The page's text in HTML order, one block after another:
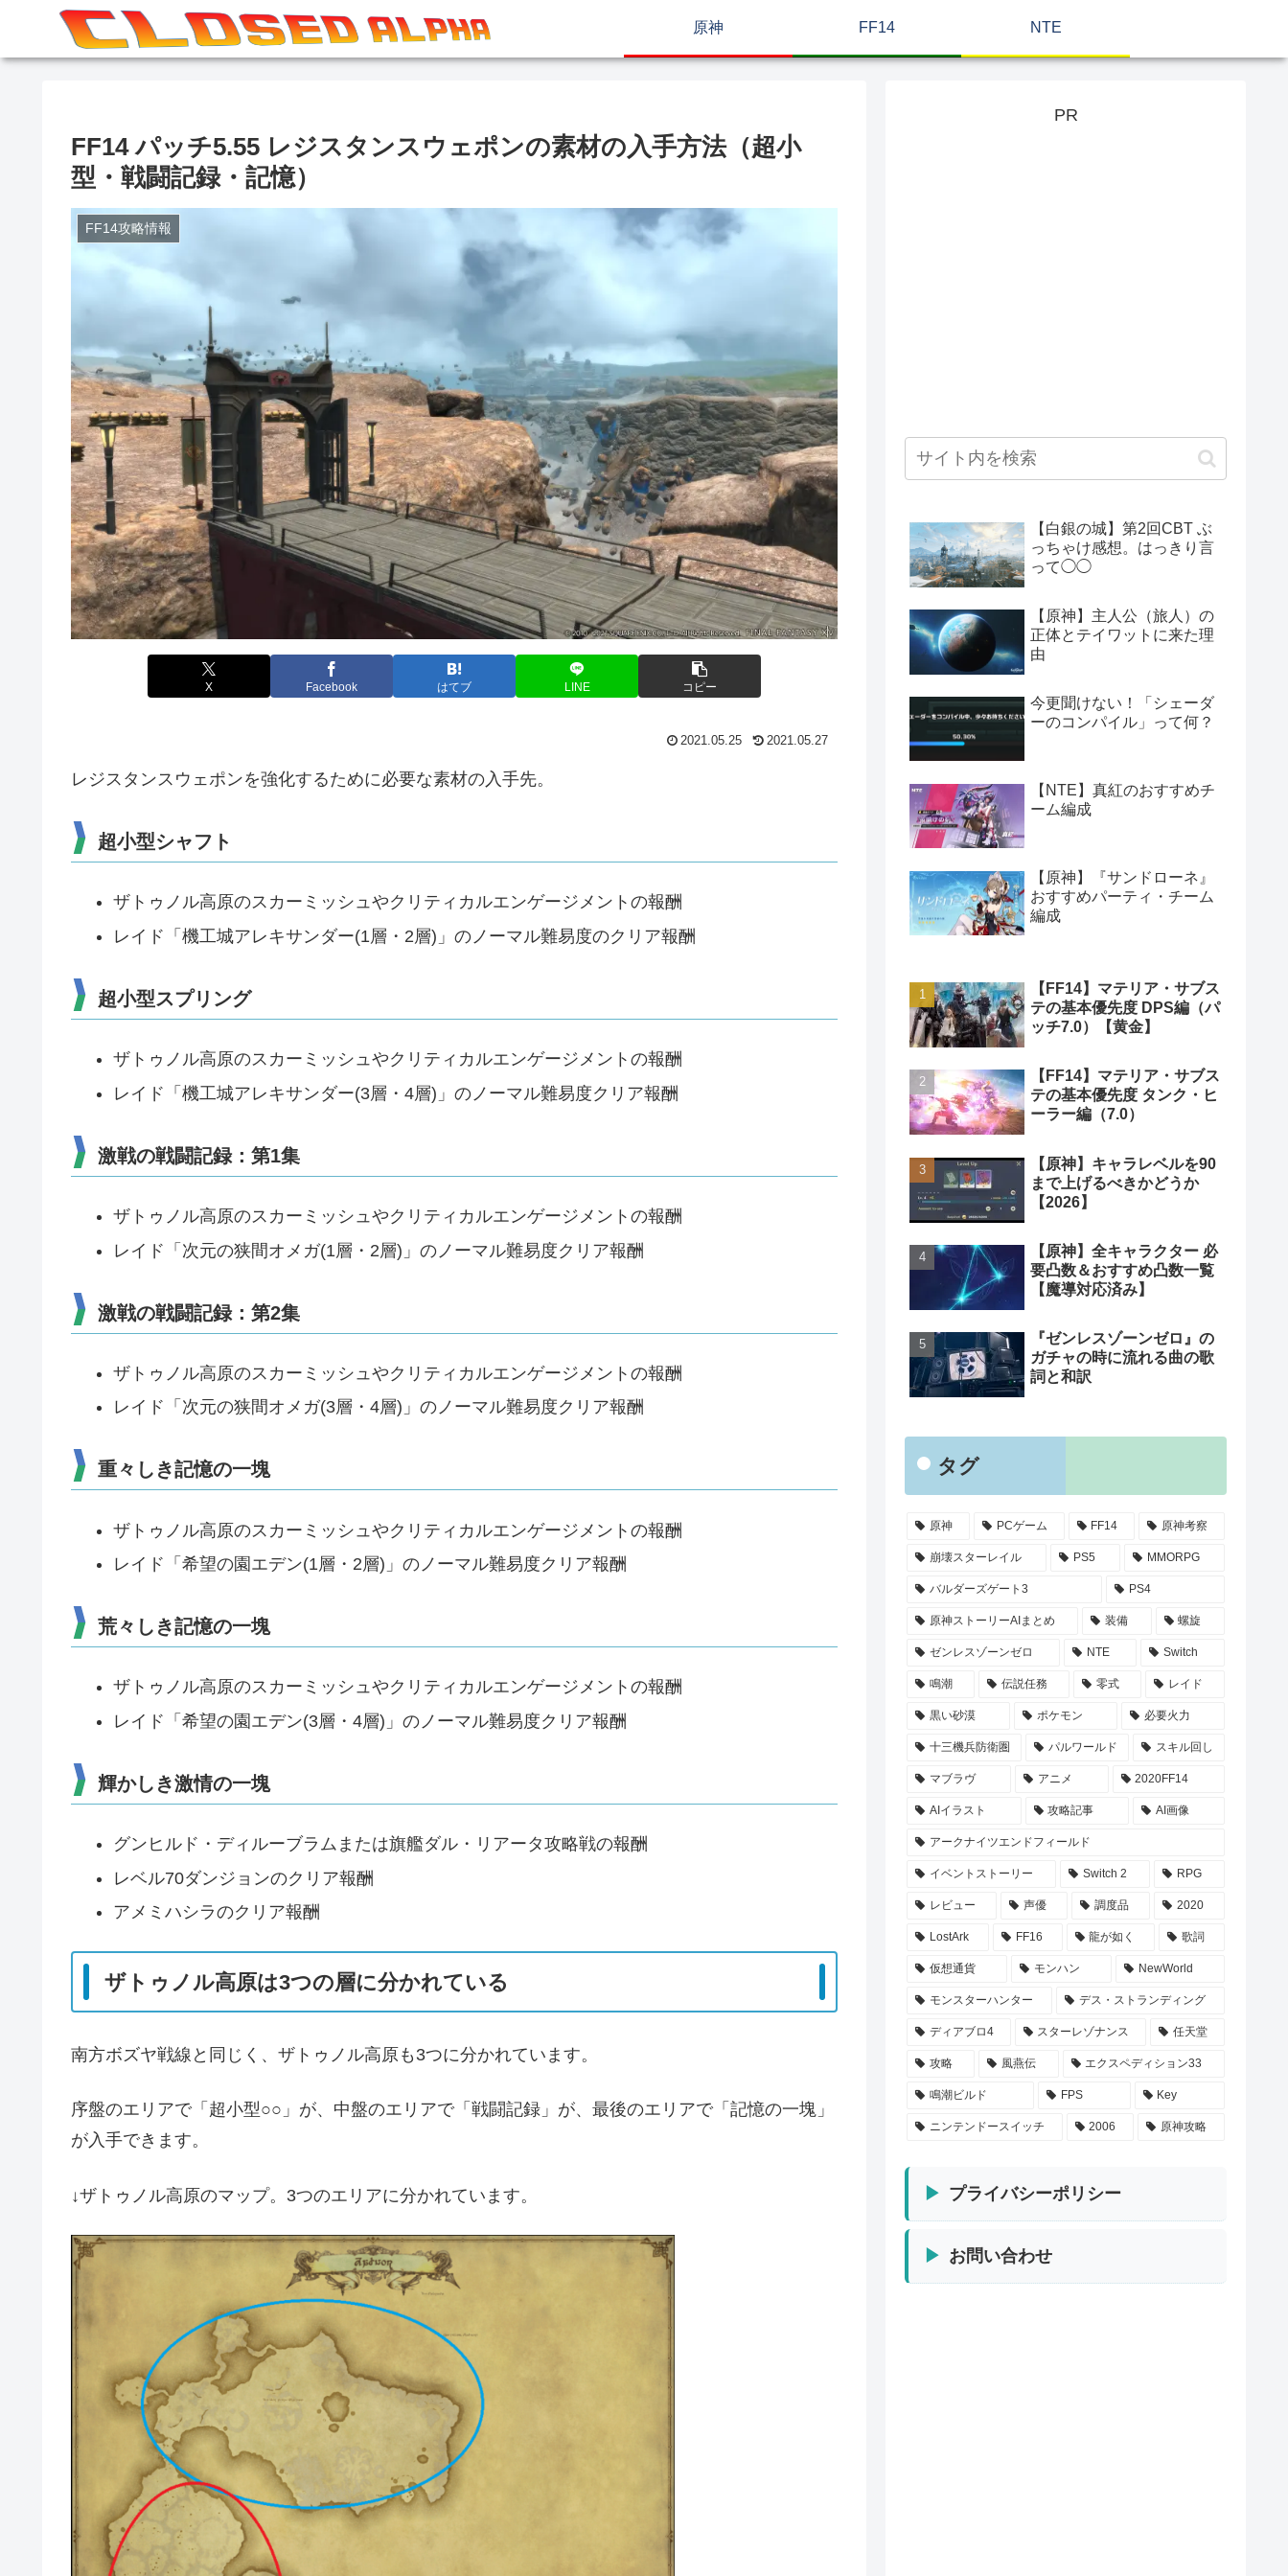
原神 FF14 NTE
FF14 パッチ5.55 レジスタンスウェポンの素材の入手方法（超小
型・戦闘記録・記憶）
FF14攻略情報
X Facebook はてブ LINE コピー
2021.05.25 2021.05.27
レジスタンスウェポンを強化するために必要な素材の入手先。
超小型シャフト
ザトゥノル高原のスカーミッシュやクリティカルエンゲージメントの報酬
レイド「機工城アレキサンダー(1層・2層)」のノーマル難易度のクリア報酬
超小型スプリング
ザトゥノル高原のスカーミッシュやクリティカルエンゲージメントの報酬
レイド「機工城アレキサンダー(3層・4層)」のノーマル難易度クリア報酬
激戦の戦闘記録：第1集
ザトゥノル高原のスカーミッシュやクリティカルエンゲージメントの報酬
レイド「次元の狭間オメガ(1層・2層)」のノーマル難易度クリア報酬
激戦の戦闘記録：第2集
ザトゥノル高原のスカーミッシュやクリティカルエンゲージメントの報酬
レイド「次元の狭間オメガ(3層・4層)」のノーマル難易度クリア報酬
重々しき記憶の一塊
ザトゥノル高原のスカーミッシュやクリティカルエンゲージメントの報酬
レイド「希望の園エデン(1層・2層)」のノーマル難易度クリア報酬
荒々しき記憶の一塊
ザトゥノル高原のスカーミッシュやクリティカルエンゲージメントの報酬
レイド「希望の園エデン(3層・4層)」のノーマル難易度クリア報酬
輝かしき激情の一塊
グンヒルド・ディルーブラムまたは旗艦ダル・リアータ攻略戦の報酬
レベル70ダンジョンのクリア報酬
アメミハシラのクリア報酬
ザトゥノル高原は3つの層に分かれている
南方ボズヤ戦線と同じく、ザトゥノル高原も3つに分かれています。
序盤のエリアで「超小型○○」が、中盤のエリアで「戦闘記録」が、最後のエリアで「記憶の一塊」
が入手できます。
↓ザトゥノル高原のマップ。3つのエリアに分かれています。
PR
【白銀の城】第2回CBT ぶ
っちゃけ感想。はっきり言
って◯◯
【原神】主人公（旅人）の
正体とテイワットに来た理
由
今更聞けない！「シェーダ
ーのコンパイル」って何？
【NTE】真紅のおすすめチ
ーム編成
【原神】『サンドローネ』
おすすめパーティ・チーム
編成
【FF14】マテリア・サブス
テの基本優先度 DPS編（パ
ッチ7.0）【黄金】
【FF14】マテリア・サブス
テの基本優先度 タンク・ヒ
ーラー編（7.0）
【原神】キャラレベルを90
まで上げるべきかどうか
【2026】
【原神】全キャラクター 必
要凸数＆おすすめ凸数一覧
【魔導対応済み】
『ゼンレスゾーンゼロ』の
ガチャの時に流れる曲の歌
詞と和訳
タグ
原神 PCゲーム FF14 原神考察
崩壊スターレイル PS5 MMORPG
バルダーズゲート3 PS4
原神ストーリーAIまとめ 装備 螺旋
ゼンレスゾーンゼロ NTE Switch
鳴潮 伝説任務 零式 レイド
黒い砂漠 ポケモン 必要火力
十三機兵防衛圏 パルワールド スキル回し
マブラヴ アニメ 2020FF14
AIイラスト 攻略記事 AI画像
アークナイツエンドフィールド
イベントストーリー Switch 2 RPG
レビュー 声優 調度品 2020
LostArk FF16 龍が如く 歌詞
仮想通貨 モンハン NewWorld
モンスターハンター デス・ストランディング
ディアブロ4 スターレゾナンス 任天堂
攻略 風燕伝 エクスペディション33
鳴潮ビルド FPS Key
ニンテンドースイッチ 2006 原神攻略
プライバシーポリシー
お問い合わせ